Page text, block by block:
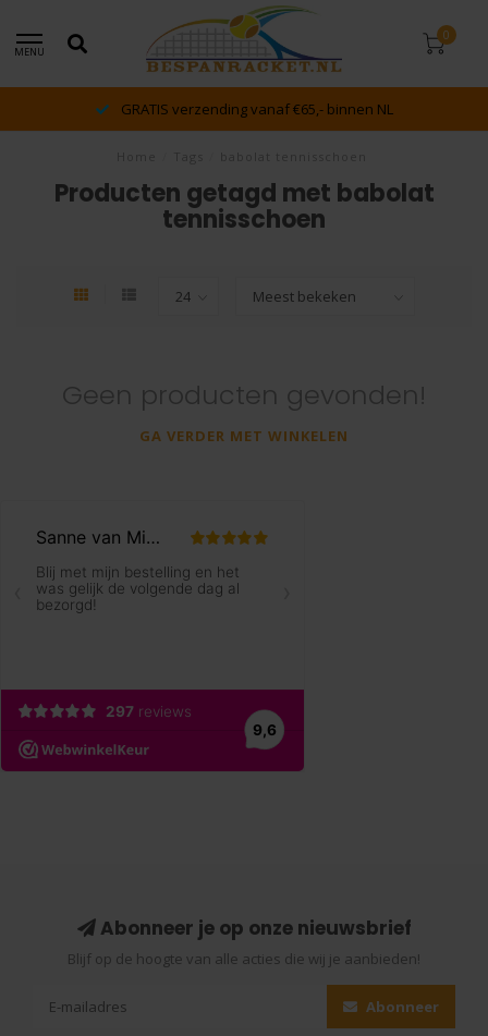
MENU
0
GRATIS verzending vanaf €65,- binnen NL
Producten getagd met babolat
tennisschoen
Geen producten gevonden!
GA VERDER MET WINKELEN
Abonneer je op onze nieuwsbrief
Blijf op de hoogte van alle acties die wij je aanbieden!
Abonneer